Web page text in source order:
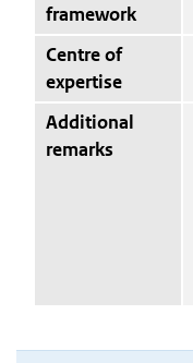
framework
Centre of
expertise
Additional
remarks